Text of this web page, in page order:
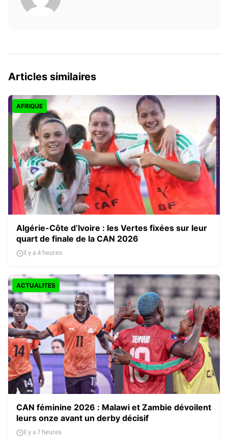
Articles similaires
AFRIQUE
Algérie-Côte d’Ivoire : les Vertes fixées sur leur
quart de finale de la CAN 2026
Il y a 4 heures
ACTUALITES
CAN féminine 2026 : Malawi et Zambie dévoilent
leurs onze avant un derby décisif
Il y a 7 heures